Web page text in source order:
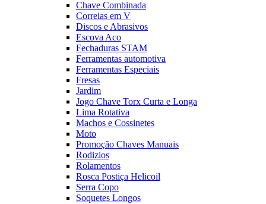
Chave Combinada
Correias em V
Discos e Abrasivos
Escova Aco
Fechaduras STAM
Ferramentas automotiva
Ferramentas Especiais
Fresas
Jardim
Jogo Chave Torx Curta e Longa
Lima Rotativa
Machos e Cossinetes
Moto
Promoção Chaves Manuais
Rodizios
Rolamentos
Rosca Postiça Helicoil
Serra Copo
Soquetes Longos